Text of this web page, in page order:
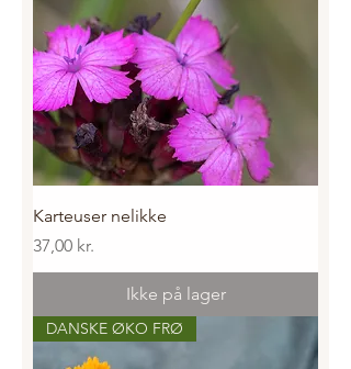
Karteuser nelikke
Pris
37,00 kr.
Ikke på lager
DANSKE ØKO FRØ